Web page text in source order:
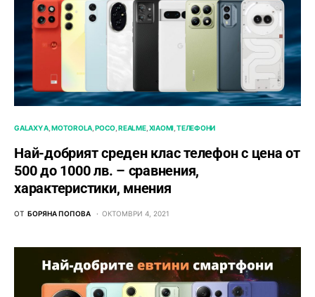
GALAXY A MOTOROLA POCO REALME XIAOMI ТЕЛЕФОНИ
Най-добрият среден клас телефон с цена от
500 до 1000 лв. – сравнения,
характеристики, мнения
ОТ БОРЯНА ПОПОВА ОКТОМВРИ 4, 2021